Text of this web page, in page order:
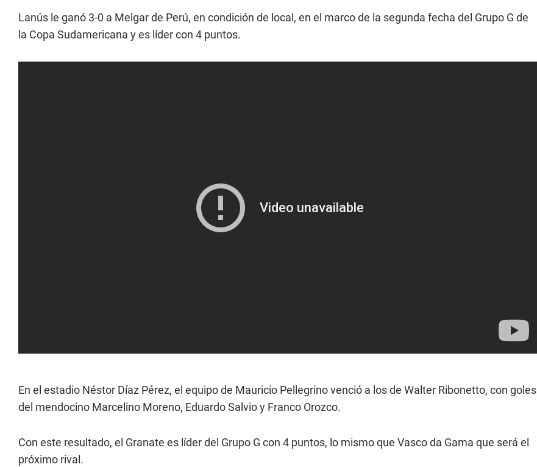
Lanús le ganó 3-0 a Melgar de Perú, en condición de local, en el marco de la segunda fecha del Grupo G de
la Copa Sudamericana y es líder con 4 puntos.
En el estadio Néstor Díaz Pérez, el equipo de Mauricio Pellegrino venció a los de Walter Ribonetto, con goles
del mendocino Marcelino Moreno, Eduardo Salvio y Franco Orozco.
Con este resultado, el Granate es líder del Grupo G con 4 puntos, lo mismo que Vasco da Gama que será el
próximo rival.